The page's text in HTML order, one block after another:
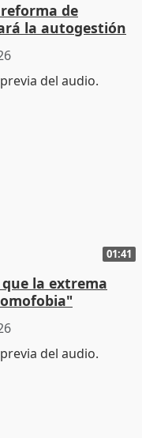
de
la autogestión
01:41
la extrema